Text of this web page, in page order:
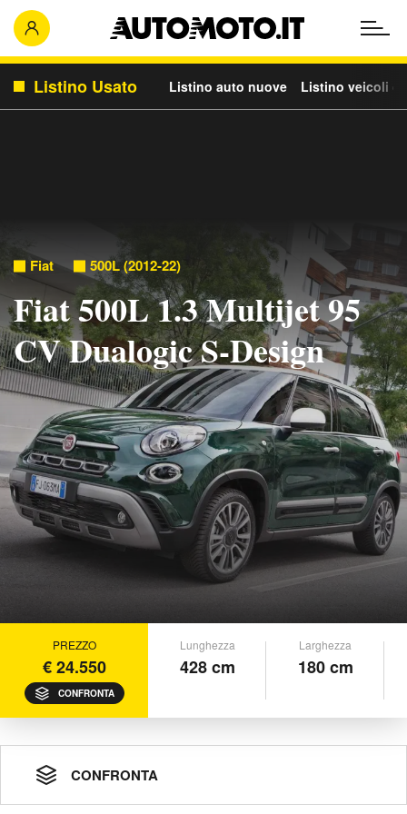
Listino Usato Listino auto nuove Listino veicoli
Fiat 500L (2012-22)
Fiat 500L 1.3 Multijet 95
CV Dualogic S-Design
PREZZO
€ 24.550
CONFRONTA
Lunghezza
428 cm
Larghezza
180 cm
CONFRONTA